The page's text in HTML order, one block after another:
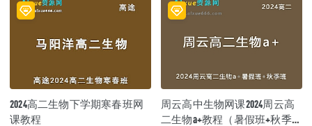
2024高二生物下学期寒春班网
课教程
周云高中生物网课2024周云高
二生物a+教程（暑假班+秋季